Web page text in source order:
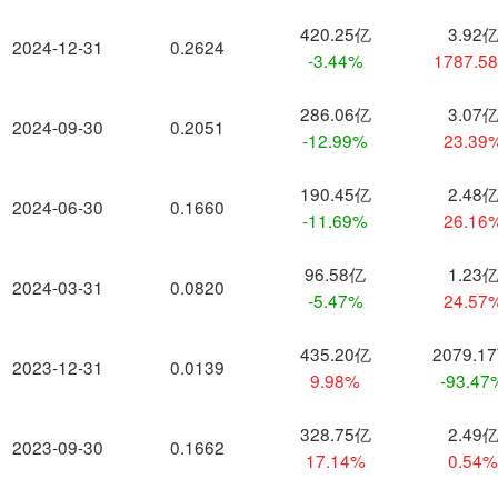
2024-12-31
2024-09-30
2024-06-30
2024-03-31
2023-12-31
2023-09-30
0.2624
420.25亿
-3.44%
3.92亿
0.2051
286.06亿
-12.99%
3.07亿
0.1660
190.45亿
-11.69%
2.48亿
0.0820
96.58亿
-5.47%
1.23亿
0.0139
435.20亿
9.98%
-
0.1662
328.75亿
17.14%
2.49亿
0.54%